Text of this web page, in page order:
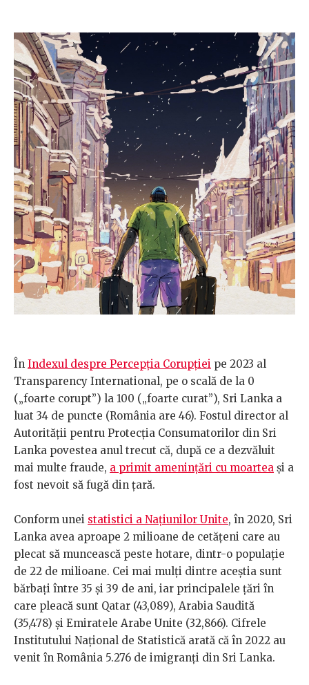
În Indexul despre Percepția Corupției pe 2023 al
Transparency International, pe o scală de la 0
(„foarte corupt”) la 100 („foarte curat”), Sri Lanka a
luat 34 de puncte (România are 46). Fostul director al
Autorității pentru Protecția Consumatorilor din Sri
Lanka povestea anul trecut că, după ce a dezvăluit
mai multe fraude, a primit amenințări cu moartea și a
fost nevoit să fugă din țară.
Conform unei statistici a Națiunilor Unite, în 2020, Sri
Lanka avea aproape 2 milioane de cetățeni care au
plecat să muncească peste hotare, dintr-o populație
de 22 de milioane. Cei mai mulți dintre aceștia sunt
bărbați între 35 și 39 de ani, iar principalele țări în
care pleacă sunt Qatar (43,089), Arabia Saudită
(35,478) și Emiratele Arabe Unite (32,866). Cifrele
Institutului Național de Statistică arată că în 2022 au
venit în România 5.276 de imigranți din Sri Lanka.